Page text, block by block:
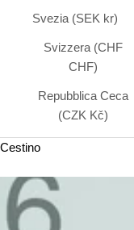
Svezia (SEK kr)
Svizzera (CHF
CHF)
Repubblica Ceca
(CZK Kč)
Cestino